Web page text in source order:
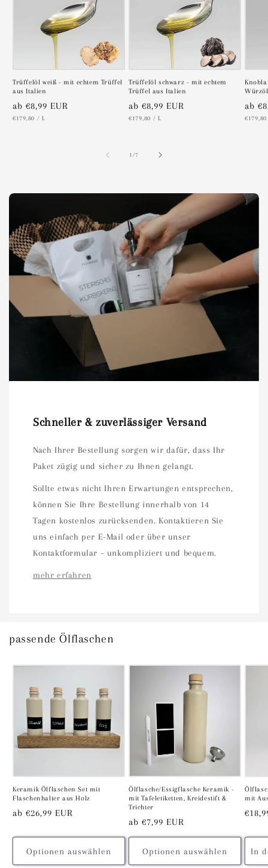
Trüffelöl weiß - mit echtem Trüffel
aus Italien
Normaler
Preis
ab €8,99 EUR
STÜCKPREIS
€179,80 / PRO
L
Trüffelöl schwarz - mit echtem
Trüffel aus Italien
Normaler
Preis
ab €8,99 EUR
STÜCKPREIS
€179,80 / PRO
L
Preis
ab
€179,80
1/von
7
Schneller & zuverlässiger Versand
Nach Ihrer Bestellung sorgen wir dafür, dass Ihr
Paket zügig und sicher zu Ihnen gelangt.
Sollte etwas nicht Ihren Erwartungen entsprechen,
können Sie Ihre Bestellung innerhalb von 14
Tagen kostenlos zurücksenden. Kontaktieren Sie
uns einfach per E-Mail oder über unser
Kontaktformular – unkompliziert und bequem.
mehr erfahren
passende Ölflaschen
Keramik Ölflaschen Set mit
Flaschenhalter aus Holz
Normaler
ab €26,99 EUR
Optionen auswählen
Ölflasche/Essigflasche Keramik -
mit Tafeletiketten, Kreidestift &
Trichter
Normaler
Preis
ab €7,99 EUR
Optionen auswählen
mit
In